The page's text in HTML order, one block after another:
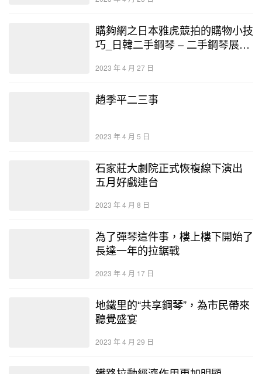
購夠網之日本雅虎競拍的購物小技
巧_日韓二手鋼琴 – 二手鋼琴展示
2023 年 4 月 27 日
趙季平二三事
2023 年 4 月 5 日
石家莊大劇院正式恢複線下演出
五月好戲連台
2023 年 4 月 8 日
為了彈琴這件事，樓上樓下開始了
長達一年的拉鋸戰
2023 年 4 月 17 日
地鐵里的“共享鋼琴”，為市民帶來
聽覺盛宴
2023 年 4 月 29 日